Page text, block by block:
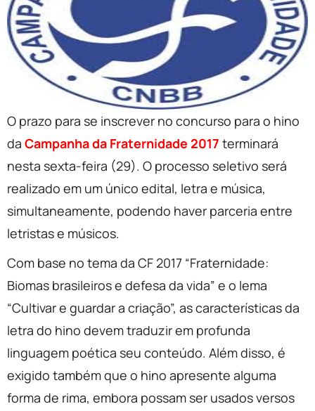
O prazo para se inscrever no concurso para o hino
da Campanha da Fraternidade 2017 terminará
nesta sexta-feira (29). O processo seletivo será
realizado em um único edital, letra e música,
simultaneamente, podendo haver parceria entre
letristas e músicos.
Com base no tema da CF 2017 “Fraternidade:
Biomas brasileiros e defesa da vida” e o lema
“Cultivar e guardar a criação”, as características da
letra do hino devem traduzir em profunda
linguagem poética seu conteúdo. Além disso, é
exigido também que o hino apresente alguma
forma de rima, embora possam ser usados versos